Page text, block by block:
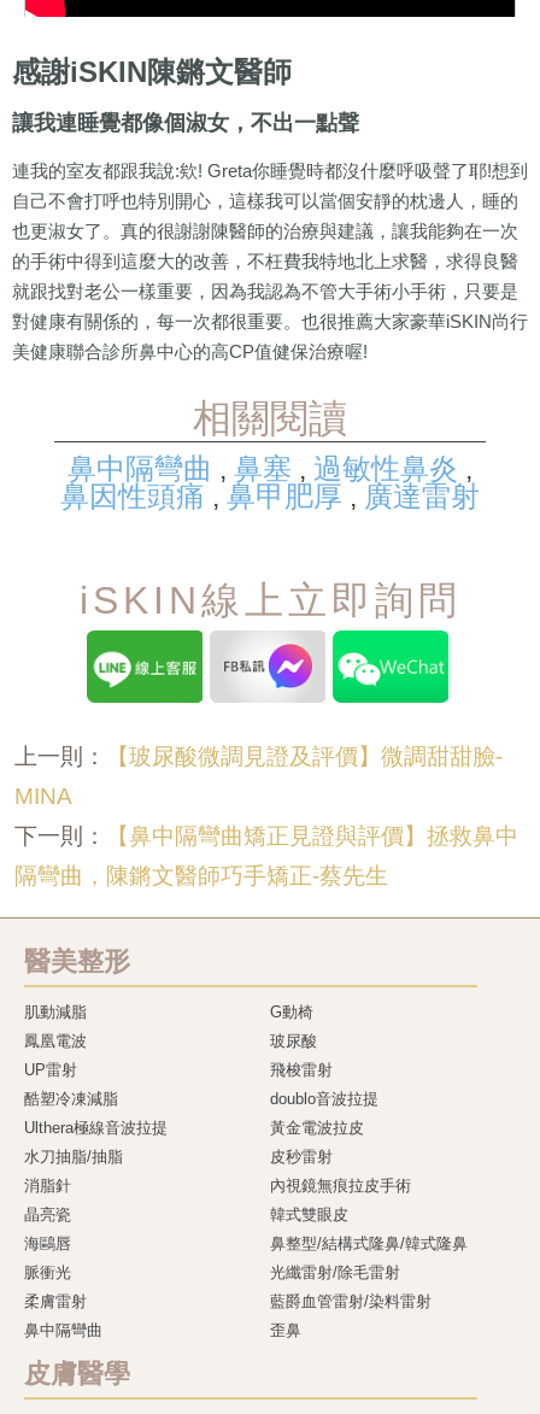
感謝iSKIN陳鏘文醫師
讓我連睡覺都像個淑女，不出一點聲
連我的室友都跟我說:欸! Greta你睡覺時都沒什麼呼吸聲了耶!想到
自己不會打呼也特別開心，這樣我可以當個安靜的枕邊人，睡的
也更淑女了。真的很謝謝陳醫師的治療與建議，讓我能夠在一次
的手術中得到這麼大的改善，不枉費我特地北上求醫，求得良醫
就跟找對老公一樣重要，因為我認為不管大手術小手術，只要是
對健康有關係的，每一次都很重要。也很推薦大家豪華iSKIN尚行
美健康聯合診所鼻中心的高CP值健保治療喔!
相關閱讀
鼻中隔彎曲 , 鼻塞 , 過敏性鼻炎 ,
鼻因性頭痛 , 鼻甲肥厚 , 廣達雷射
iSKIN線上立即詢問
上一則：
【玻尿酸微調見證及評價】微調甜甜臉-
MINA
下一則：
【鼻中隔彎曲矯正見證與評價】拯救鼻中
隔彎曲，陳鏘文醫師巧手矯正-蔡先生
醫美整形
肌動減脂
G動椅
鳳凰電波
玻尿酸
UP雷射
飛梭雷射
酷塑冷凍減脂
doublo音波拉提
Ulthera極線音波拉提
黃金電波拉皮
水刀抽脂/抽脂
皮秒雷射
消脂針
內視鏡無痕拉皮手術
晶亮瓷
韓式雙眼皮
海鷗唇
鼻整型/結構式隆鼻/韓式隆鼻
脈衝光
光纖雷射/除毛雷射
柔膚雷射
藍爵血管雷射/染料雷射
鼻中隔彎曲
歪鼻
皮膚醫學